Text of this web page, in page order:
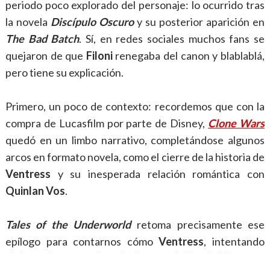
periodo poco explorado del personaje: lo ocurrido tras
la novela Discípulo Oscuroy su posterior aparición en
The Bad Batch. Sí, en redes sociales muchos fans se
quejaron de que Filonirenegaba del canon y blablablá,
pero tiene su explicación.
Primero, un poco de contexto: recordemos que con la
compra de Lucasfilm por parte de Disney, Clone Wars
quedó en un limbo narrativo, completándose algunos
arcos en formato novela, como el cierre de la historia de
Ventress y su inesperada relación romántica con
Quinlan Vos.
Tales of the Underworldretoma precisamente ese
epílogo para contarnos cómoVentress, intentando